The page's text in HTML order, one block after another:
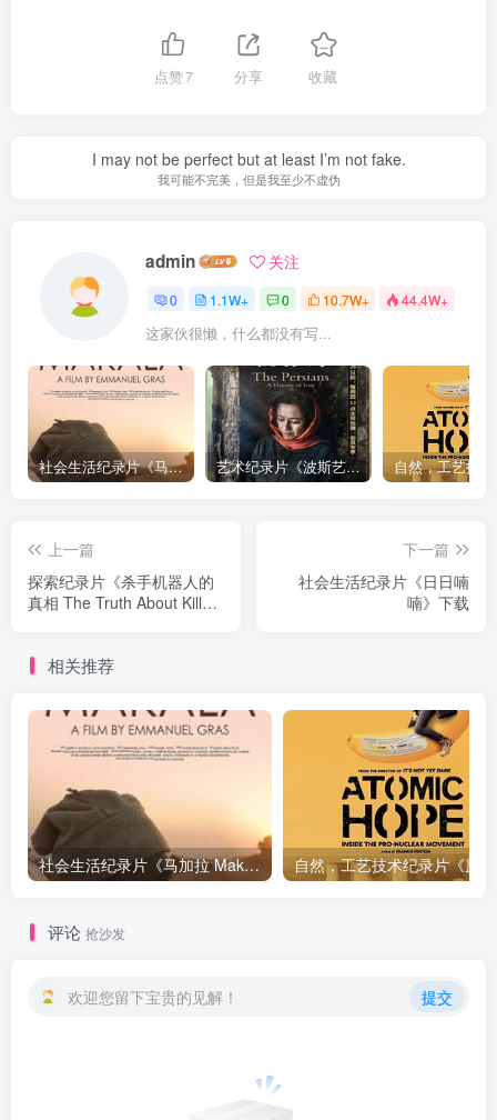
点赞7 分享 收藏
I may not be perfect but at least I’m not fake.
我可能不完美，但是我至少不虚伪
admin 关注
0 1.1W+ 0 10.7W+ 44.4W+
这家伙很懒，什么都没有写...
社会生活纪录片《马加拉 Makala》下载 艺术纪录片《波斯艺术 Art of Persia》下载
上一篇
探索纪录片《杀手机器人的
真相 The Truth About Killer
下一篇
社会生活纪录片《日日喃
喃》下载
相关推荐
社会生活纪录片《马加拉 Makala》下载
评论 抢沙发
欢迎您留下宝贵的见解！ 提交